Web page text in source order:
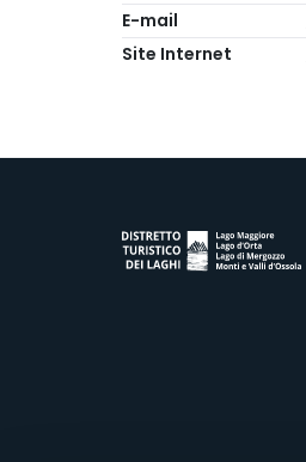
E-mail
Site Internet